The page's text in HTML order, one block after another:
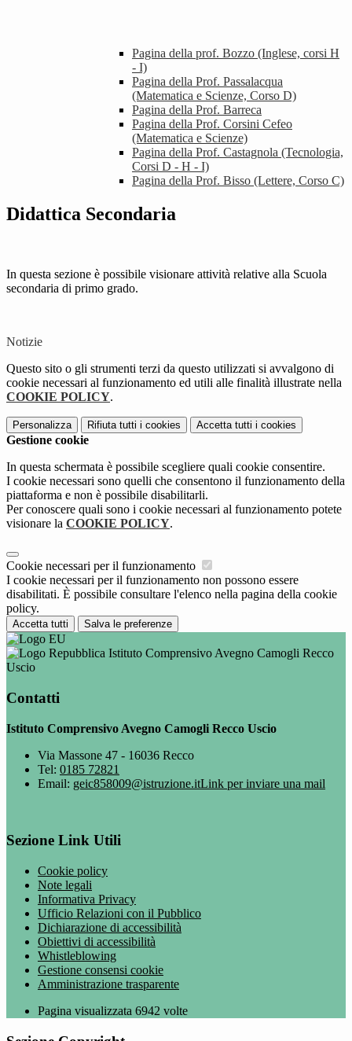
Pagina della prof. Bozzo (Inglese, corsi H
- I)
Pagina della Prof. Passalacqua
(Matematica e Scienze, Corso D)
Pagina della Prof. Barreca
Pagina della Prof. Corsini Cefeo
(Matematica e Scienze)
Pagina della Prof. Castagnola (Tecnologia,
Corsi D - H - I)
Pagina della Prof. Bisso (Lettere, Corso C)
Didattica Secondaria
In questa sezione è possibile visionare attività relative alla Scuola
secondaria di primo grado.
Notizie
Questo sito o gli strumenti terzi da questo utilizzati si avvalgono di
cookie necessari al funzionamento ed utili alle finalità illustrate nella
COOKIE POLICY.
Personalizza Rifiuta tutti i cookies Accetta tutti i cookies
Gestione cookie
In questa schermata è possibile scegliere quali cookie consentire.
I cookie necessari sono quelli che consentono il funzionamento della
piattaforma e non è possibile disabilitarli.
Per conoscere quali sono i cookie necessari al funzionamento potete
visionare la COOKIE POLICY.
Cookie necessari per il funzionamento
I cookie necessari per il funzionamento non possono essere
disabilitati. È possibile consultare l'elenco nella pagina della cookie
policy.
Accetta tutti Salva le preferenze
Istituto Comprensivo Avegno Camogli Recco
Uscio
Contatti
Istituto Comprensivo Avegno Camogli Recco Uscio
Via Massone 47 - 16036 Recco
Tel: 0185 72821
Email: geic858009@istruzione.itLink per inviare una mail
Sezione Link Utili
Cookie policy
Note legali
Informativa Privacy
Ufficio Relazioni con il Pubblico
Dichiarazione di accessibilità
Obiettivi di accessibilità
Whistleblowing
Gestione consensi cookie
Amministrazione trasparente
Pagina visualizzata 6942 volte